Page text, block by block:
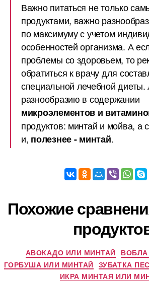
Важно питаться не только
продуктами, важно
по максимуму с учетом
особенностей организма. А
проблемы со здоровьем, то
обратиться к врачу для
специальной лечебной
разнообразию в содержании
микроэлементов и
продуктов: минтай и мойва, а
и, полезнее - минтай.
Похожие
АВОКАДО ИЛИ МИНТАЙ
ГОРБУША ИЛИ МИНТАЙ ЗУБАТКА
ИКРА МИНТАЯ ИЛИ